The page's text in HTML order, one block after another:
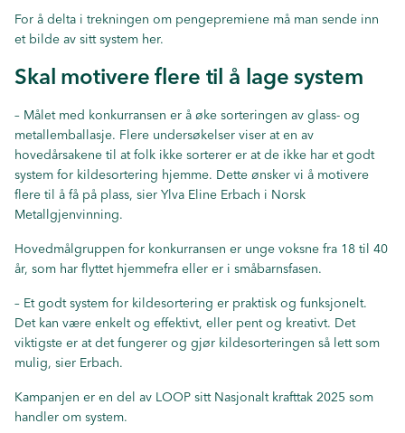
For å delta i trekningen om pengepremiene må man sende inn
et bilde av sitt system her.
Skal motivere flere til å lage system
– Målet med konkurransen er å øke sorteringen av glass- og
metallemballasje. Flere undersøkelser viser at en av
hovedårsakene til at folk ikke sorterer er at de ikke har et godt
system for kildesortering hjemme. Dette ønsker vi å motivere
flere til å få på plass, sier Ylva Eline Erbach i Norsk
Metallgjenvinning.
Hovedmålgruppen for konkurransen er unge voksne fra 18 til 40
år, som har flyttet hjemmefra eller er i småbarnsfasen.
– Et godt system for kildesortering er praktisk og funksjonelt.
Det kan være enkelt og effektivt, eller pent og kreativt. Det
viktigste er at det fungerer og gjør kildesorteringen så lett som
mulig, sier Erbach.
Kampanjen er en del av LOOP sitt Nasjonalt krafttak 2025 som
handler om system.